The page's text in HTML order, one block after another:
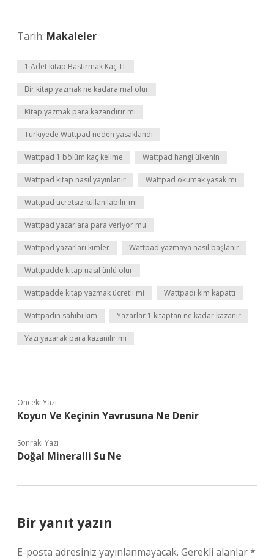
Tarih: Makaleler
1 Adet kitap Bastırmak Kaç TL
Bir kitap yazmak ne kadara mal olur
Kitap yazmak para kazandırır mı
Türkiyede Wattpad neden yasaklandı
Wattpad 1 bölüm kaç kelime Wattpad hangi ülkenin
Wattpad kitap nasıl yayınlanır Wattpad okumak yasak mı
Wattpad ücretsiz kullanılabilir mi
Wattpad yazarlara para veriyor mu
Wattpad yazarları kimler Wattpad yazmaya nasıl başlanır
Wattpadde kitap nasıl ünlü olur
Wattpadde kitap yazmak ücretli mi Wattpadı kim kapattı
Wattpadın sahibi kim Yazarlar 1 kitaptan ne kadar kazanır
Yazı yazarak para kazanılır mı
Önceki Yazı
Koyun Ve Keçinin Yavrusuna Ne Denir
Sonraki Yazı
Doğal Mineralli Su Ne
Bir yanıt yazın
E-posta adresiniz yayınlanmayacak. Gerekli alanlar*